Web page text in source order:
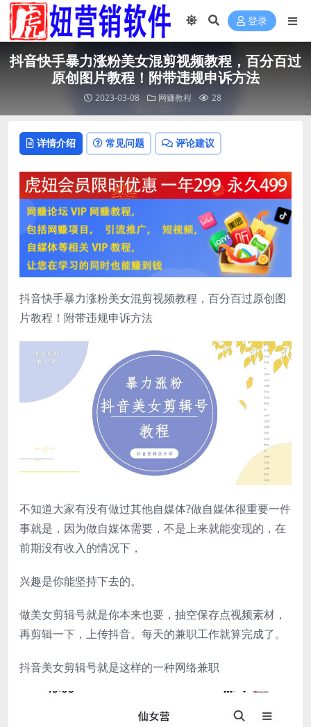
登录
抖音快手暴力涨粉美女混剪视频教程，百分百过
原创图片教程！附带违规申诉方法
2023-03-08 网赚教程 28
详情介绍 常见问题 评论建议
抖音快手暴力涨粉美女混剪视频教程，百分百过原创图
片教程！附带违规申诉方法
不知道大家有没有做过其他自媒体?做自媒体很重要一件
事就是，因为做自媒体需要，不是上来就能变现的，在
前期没有收入的情况下，
兴趣是你能坚持下去的。
做美女剪辑号就是你本来也要，抽空保存点视频素材，
再剪辑一下，上传抖音。每天的兼职工作就算完成了。
抖音美女剪辑号就是这样的一种网络兼职